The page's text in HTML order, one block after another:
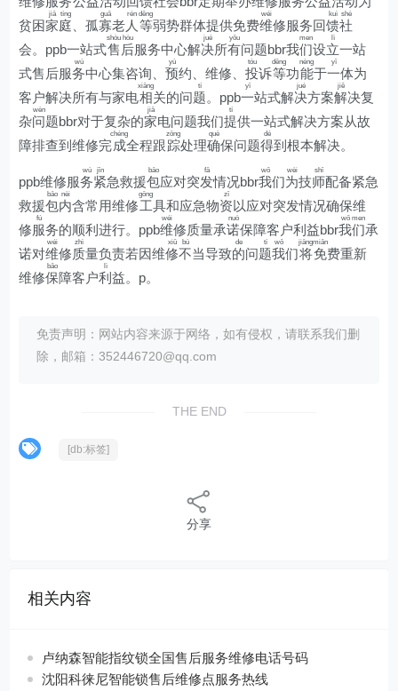
贫困家
jiā
庭
tíng
、孤寡
guǎ
老人
rén
等
děng
弱势群体提供免费维
wéi
修服务回馈
kuì
社
shè
会。ppb一站式售
shòu
后
hòu
服务中心解决
jué
所有
yǒu
问题bbr我们
men
设立
lì
一站
式售后服务
wù
中心集咨询、预
yù
约、维修、投
tóu
诉等
děng
功能
néng
于一
yī
体为
客户解决所有与家电相
xiāng
关的问题
tí
。ppb一
yī
站式解决
jué
方案解
jiě
决复
杂问
wèn
题bbr对于复杂的家
jiā
电问题我们提
tí
供一站式解决方案从故
障排查到维修完成
chéng
全程跟踪
zōng
处理确
què
保问题得
dé
到根本解决。
ppb维修服务
wù
紧
jǐn
急救援包
bāo
应对突发
fā
情况bbr我
wǒ
们为
wèi
技师
shī
配备紧急
救援包
bāo
内
nèi
含常用维修工
gōng
具和应急物资
zī
以应对突发情况确保维
修服
fú
务的顺利进行。ppb维
wéi
修质量承诺
nuò
保障客户利益bbr我
wǒ
们
men
承
诺对维
wéi
修质
zhì
量负责若因维修
xiū
不
bù
当导致的
de
问题
tí
我
wǒ
们将
jiāng
免
miǎn
费重新
维修保
bǎo
障客户利
lì
益。p。
免责声明：网站内容来源于网络，如有侵权，请联系我们删
除，邮箱：352446720@qq.com
THE END
[db:标签]
分享
相关内容
卢纳森智能指纹锁全国售后服务维修电话号码
沈阳科徕尼智能锁售后维修点服务热线